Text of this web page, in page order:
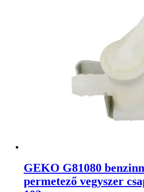
GEKO G81080
permetező vegyszer